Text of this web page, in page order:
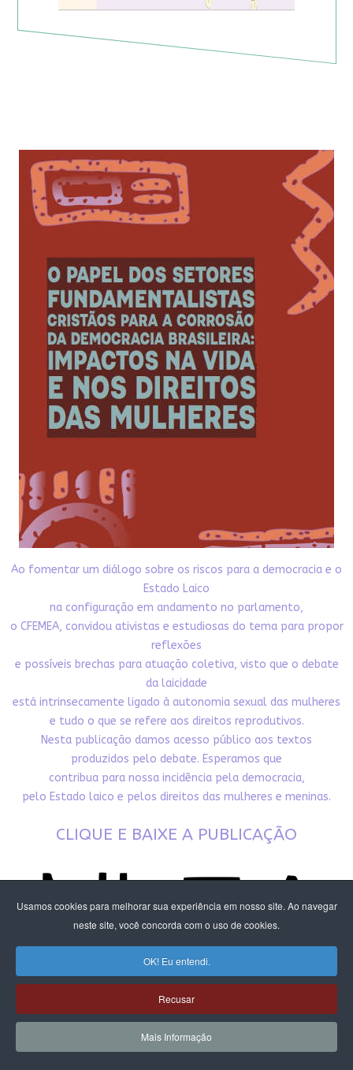
Usamos cookies para melhorar sua experiência em nosso site. Ao navegar
neste site, você concorda com o uso de cookies.
OK! Eu entendi.
Recusar
Mais Informação
Ao fomentar um diálogo sobre os riscos para a democracia e o
Estado Laico
na configuração em andamento no parlamento,
o CFEMEA, convidou ativistas e estudiosas do tema para propor
reflexões
e possíveis brechas para atuação coletiva, visto que o debate
da laicidade
está intrinsecamente ligado à autonomia sexual das mulheres
e tudo o que se refere aos direitos reprodutivos.
Nesta publicação damos acesso público aos textos
produzidos pelo debate. Esperamos que
contribua para nossa incidência pela democracia,
pelo Estado laico e pelos direitos das mulheres e meninas.
CLIQUE E BAIXE A PUBLICAÇÃO